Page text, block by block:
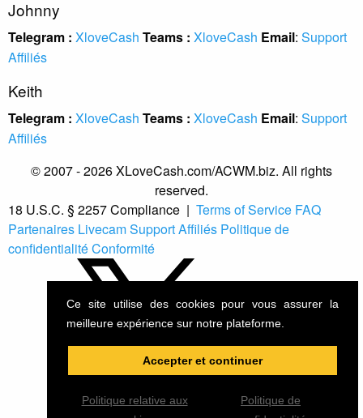
Johnny
Telegram : XloveCash Teams : XloveCash Email: Support
Affiliés
Keith
Telegram : XloveCash Teams : XloveCash Email: Support
Affiliés
© 2007 - 2026 XLoveCash.com/ACWM.biz. All rights
reserved.
18 U.S.C. § 2257 Compliance | Terms of Service FAQ
Partenaires LivecamSupport Affiliés Politique de
confidentialitéConformité
Ce site utilise des cookies pour vous assurer la
meilleure expérience sur notre plateforme.
Accepter et continuer
Politique relative aux
Politique de